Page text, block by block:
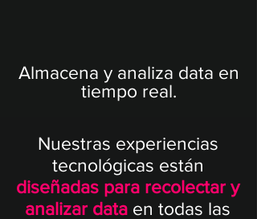
Almacena y analiza data en
tiempo real.
Nuestras experiencias
tecnológicas están
diseñadas para recolectar y
analizar data en todas las